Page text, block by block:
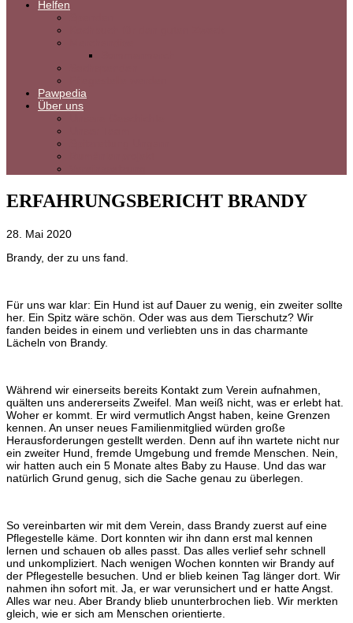
Helfen
Pawpedia
Über uns
ERFAHRUNGSBERICHT BRANDY
28. Mai 2020
Brandy, der zu uns fand.
Für uns war klar: Ein Hund ist auf Dauer zu wenig, ein zweiter sollte
her. Ein Spitz wäre schön. Oder was aus dem Tierschutz? Wir
fanden beides in einem und verliebten uns in das charmante
Lächeln von Brandy.
Während wir einerseits bereits Kontakt zum Verein aufnahmen,
quälten uns andererseits Zweifel. Man weiß nicht, was er erlebt hat.
Woher er kommt. Er wird vermutlich Angst haben, keine Grenzen
kennen. An unser neues Familienmitglied würden große
Herausforderungen gestellt werden. Denn auf ihn wartete nicht nur
ein zweiter Hund, fremde Umgebung und fremde Menschen. Nein,
wir hatten auch ein 5 Monate altes Baby zu Hause. Und das war
natürlich Grund genug, sich die Sache genau zu überlegen.
So vereinbarten wir mit dem Verein, dass Brandy zuerst auf eine
Pflegestelle käme. Dort konnten wir ihn dann erst mal kennen
lernen und schauen ob alles passt. Das alles verlief sehr schnell
und unkompliziert. Nach wenigen Wochen konnten wir Brandy auf
der Pflegestelle besuchen. Und er blieb keinen Tag länger dort. Wir
nahmen ihn sofort mit. Ja, er war verunsichert und er hatte Angst.
Alles war neu. Aber Brandy blieb ununterbrochen lieb. Wir merkten
gleich, wie er sich am Menschen orientierte.